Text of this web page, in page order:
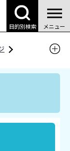
目的別検索 メニュー